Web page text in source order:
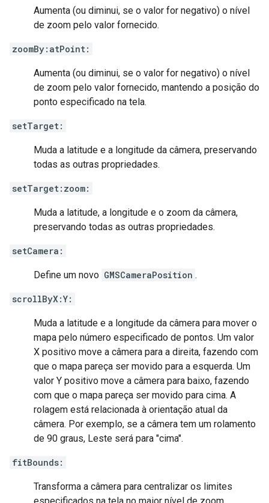
Aumenta (ou diminui, se o valor for negativo) o nível
de zoom pelo valor fornecido.
zoomBy:atPoint:
Aumenta (ou diminui, se o valor for negativo) o nível
de zoom pelo valor fornecido, mantendo a posição do
ponto especificado na tela.
setTarget:
Muda a latitude e a longitude da câmera, preservando
todas as outras propriedades.
setTarget:zoom:
Muda a latitude, a longitude e o zoom da câmera,
preservando todas as outras propriedades.
setCamera:
Define um novo GMSCameraPosition .
scrollByX:Y:
Muda a latitude e a longitude da câmera para mover o
mapa pelo número especificado de pontos. Um valor
X positivo move a câmera para a direita, fazendo com
que o mapa pareça ser movido para a esquerda. Um
valor Y positivo move a câmera para baixo, fazendo
com que o mapa pareça ser movido para cima. A
rolagem está relacionada à orientação atual da
câmera. Por exemplo, se a câmera tem um rolamento
de 90 graus, Leste será para "cima".
fitBounds:
Transforma a câmera para centralizar os limites